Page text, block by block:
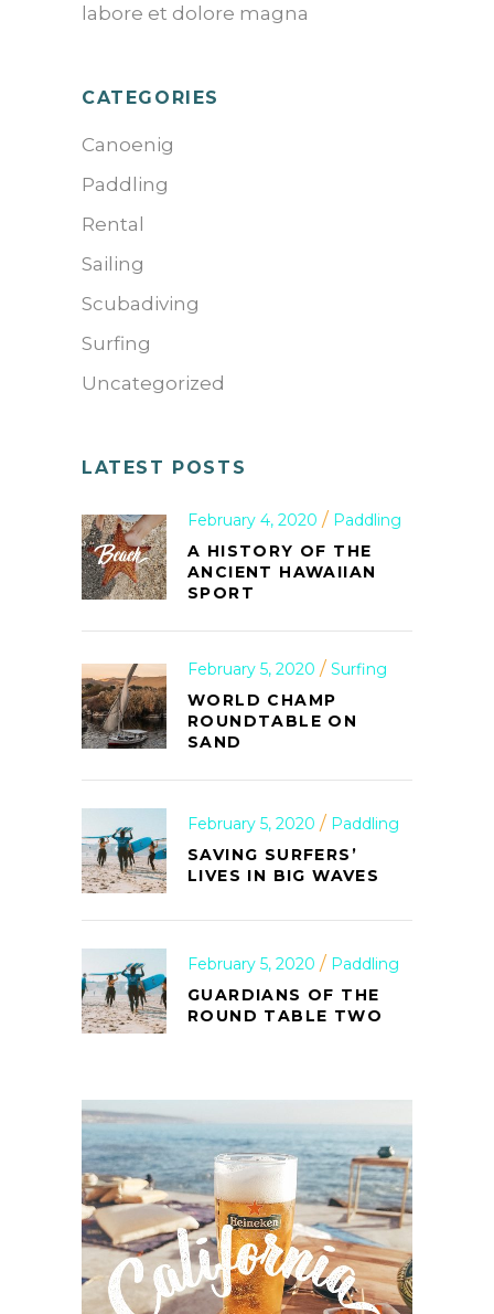
labore et dolore magna
CATEGORIES
Canoenig
Paddling
Rental
Sailing
Scubadiving
Surfing
Uncategorized
LATEST POSTS
February 4, 2020
Paddling
A HISTORY OF THE
ANCIENT HAWAIIAN
SPORT
February 5, 2020
Surfing
WORLD CHAMP
ROUNDTABLE ON
SAND
February 5, 2020
Paddling
SAVING SURFERS’
LIVES IN BIG WAVES
February 5, 2020
Paddling
GUARDIANS OF THE
ROUND TABLE TWO